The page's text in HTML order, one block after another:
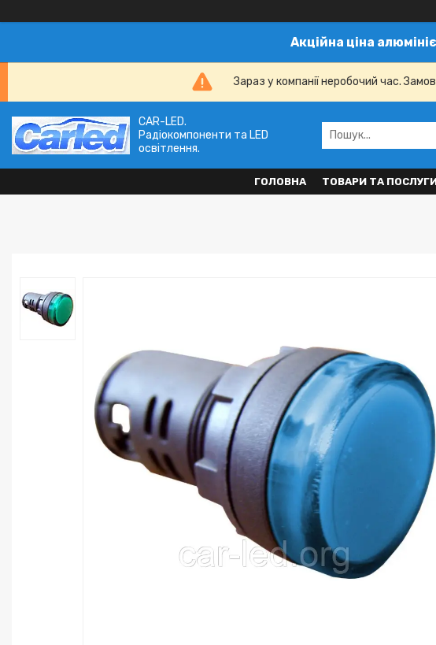
Акційна ціна
Зараз у компанії неробочий час.
CAR-LED.
Радіокомпоненти та LED
освітлення.
ГОЛОВНА ТОВАРИ ТА